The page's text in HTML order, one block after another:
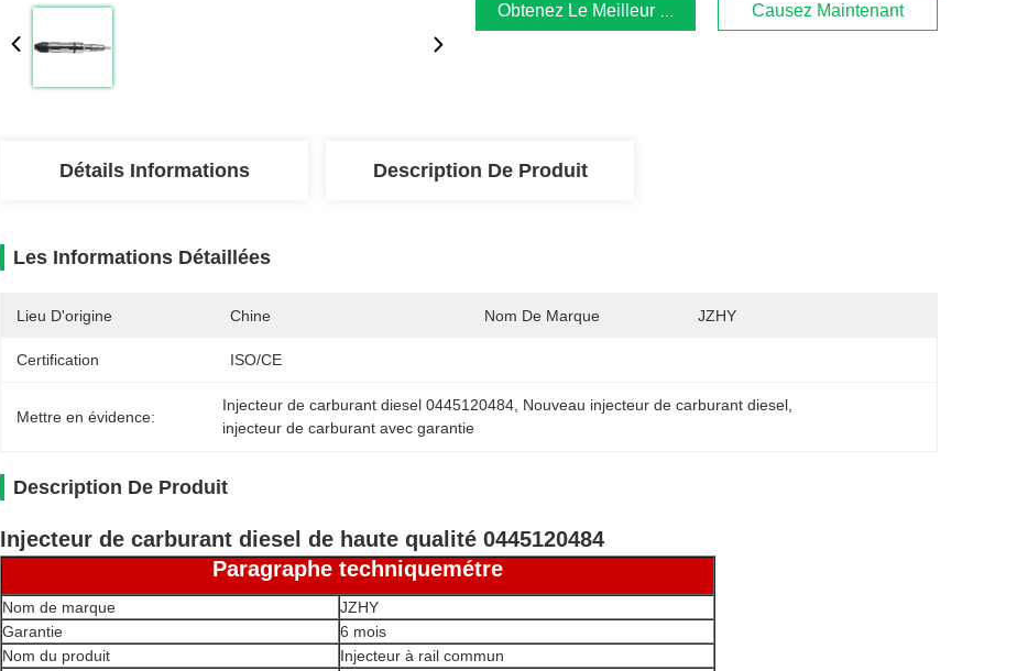
Obtenez Le Meilleur Prix Causez Maintenant
Détails Informations Description De Produit
Les Informations Détaillées
Lieu D'origine Chine Nom De Marque JZHY
Certification ISO/CE
Mettre en évidence:
Injecteur de carburant diesel 0445120484 Nouveau injecteur de carburant diesel
injecteur de carburant avec garantie
Description De Produit
Injecteur de carburant diesel de haute qualité 0445120484
Paragraphe techniquemétre
Nom de marque
JZHY
Garantie
6 mois
Nom du produit
Injecteur à rail commun